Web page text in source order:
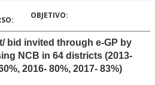
bid invited through e-GP by
NCB in 64 districts (2013-
2016- 80%, 2017- 83%)